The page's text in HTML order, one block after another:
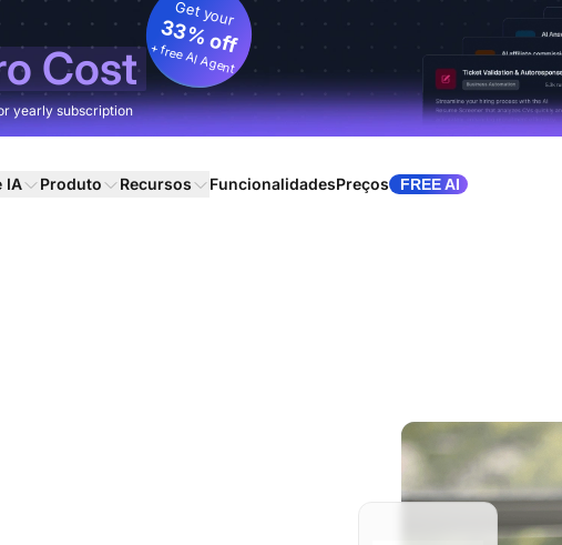
Cost
Get your
33% off
+ free AI Agent
yearly subscription
IA Produto Recursos FuncionalidadesPreços FREE AI